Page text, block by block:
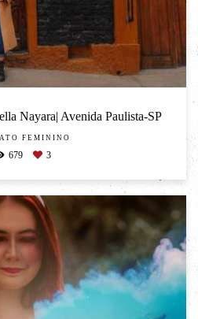
Nayara| Avenida Paulista-SP
FEMININO
679 3